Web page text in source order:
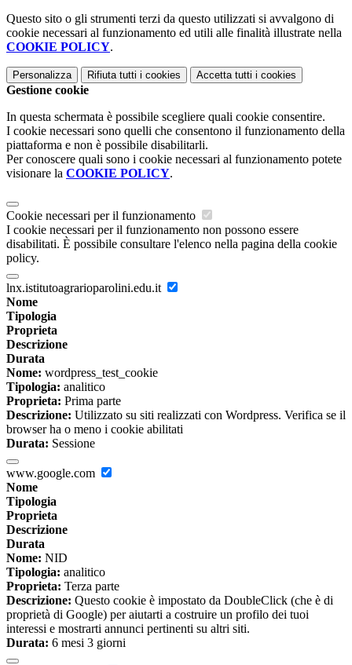
Questo sito o gli strumenti terzi da questo utilizzati si avvalgono di
cookie necessari al funzionamento ed utili alle finalità illustrate nella
COOKIE POLICY.
Personalizza Rifiuta tutti i cookies Accetta tutti i cookies
Gestione cookie
In questa schermata è possibile scegliere quali cookie consentire.
I cookie necessari sono quelli che consentono il funzionamento della
piattaforma e non è possibile disabilitarli.
Per conoscere quali sono i cookie necessari al funzionamento potete
visionare la COOKIE POLICY.
Cookie necessari per il funzionamento
I cookie necessari per il funzionamento non possono essere
disabilitati. È possibile consultare l'elenco nella pagina della cookie
policy.
lnx.istitutoagrarioparolini.edu.it
Nome
Tipologia
Proprieta
Descrizione
Durata
Nome: wordpress_test_cookie
Tipologia: analitico
Proprieta: Prima parte
Descrizione: Utilizzato su siti realizzati con Wordpress. Verifica se il
browser ha o meno i cookie abilitati
Durata: Sessione
www.google.com
Nome
Tipologia
Proprieta
Descrizione
Durata
Nome: NID
Tipologia: analitico
Proprieta: Terza parte
Descrizione: Questo cookie è impostato da DoubleClick (che è di
proprietà di Google) per aiutarti a costruire un profilo dei tuoi
interessi e mostrarti annunci pertinenti su altri siti.
Durata: 6 mesi 3 giorni